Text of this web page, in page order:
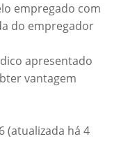
empregado com
do empregador
apresentado
vantagem
(atualizada há 4